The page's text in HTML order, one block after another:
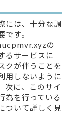
には、十分な調
す。
の
るサービスに
クが伴うことを
用しないように
次に、このサイ
為を行っている
ついて詳しく見